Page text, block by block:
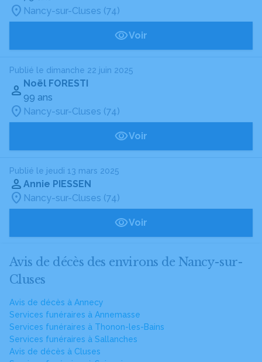
Nancy-sur-Cluses (74)
Voir
Publié le dimanche 22 juin 2025
Noël FORESTI
99 ans
Nancy-sur-Cluses (74)
Voir
Publié le jeudi 13 mars 2025
Annie PIESSEN
Nancy-sur-Cluses (74)
Voir
Avis de décès des environs de Nancy-sur-
Cluses
Avis de décès à Annecy
Services funéraires à Annemasse
Services funéraires à Thonon-les-Bains
Services funéraires à Sallanches
Avis de décès à Cluses